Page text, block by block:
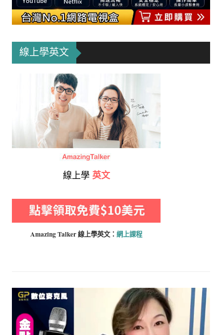
線上學英文
線上學 英文
Amazing Talker 線上學英文： 網上課程